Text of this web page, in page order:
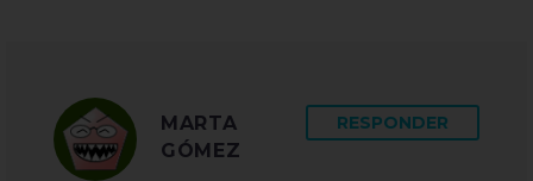
MARTA
GÓMEZ
RESPONDER